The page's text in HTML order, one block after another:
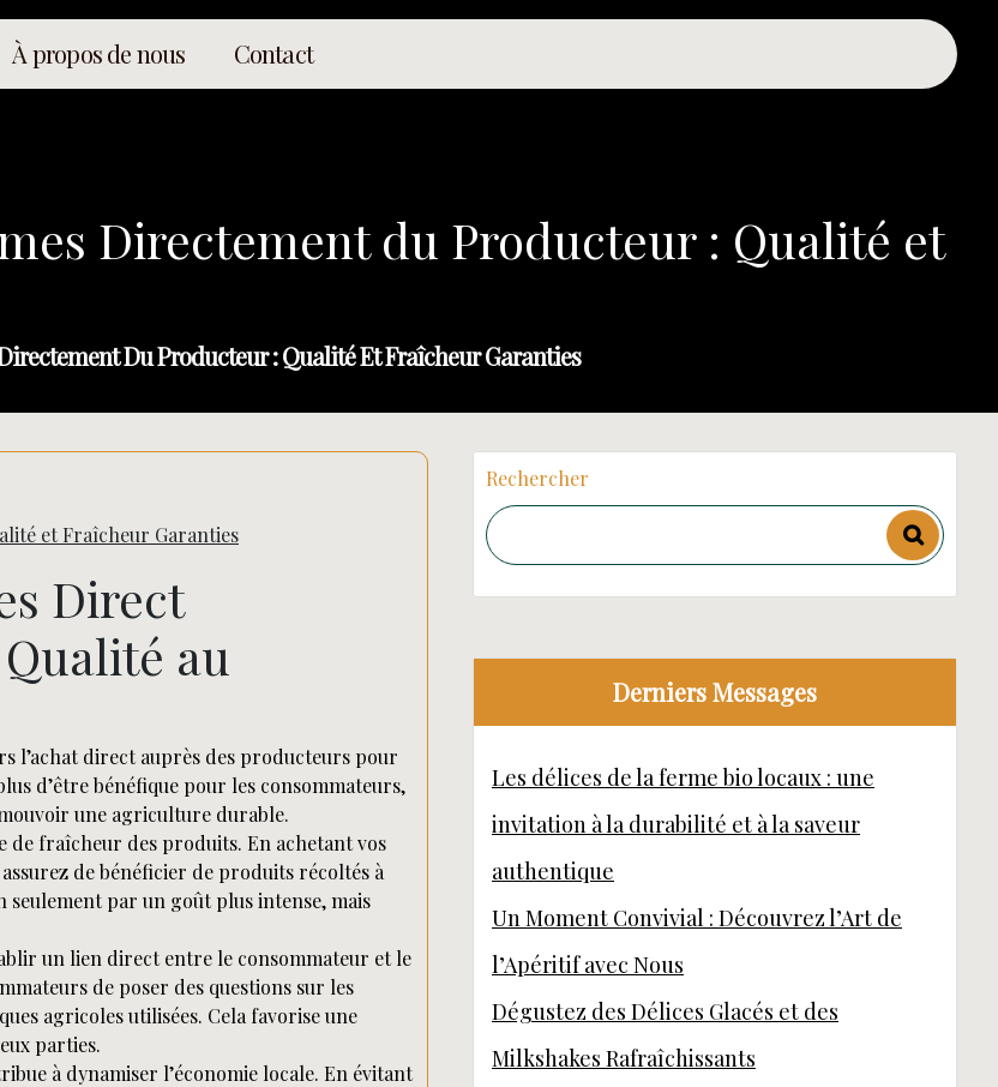
À propos de nous Contact
Directement du Producteur : Qualité et
Du Producteur : Qualité Et Fraîcheur Garanties
et Fraîcheur Garanties
Direct
au
l’achat direct auprès des producteurs pour
d’être bénéfique pour les consommateurs,
une agriculture durable.
de fraîcheur des produits. En achetant vos
de bénéficier de produits récoltés à
par un goût plus intense, mais
un lien direct entre le consommateur et le
de poser des questions sur les
agricoles utilisées. Cela favorise une
parties.
à dynamiser l’économie locale. En évitant
Rechercher
Derniers Messages
Les délices de la ferme bio locaux : une
invitation à la durabilité et à la saveur
authentique
Un Moment Convivial : Découvrez l’Art de
l’Apéritif avec Nous
Dégustez des Délices Glacés et des
Milkshakes Rafraîchissants